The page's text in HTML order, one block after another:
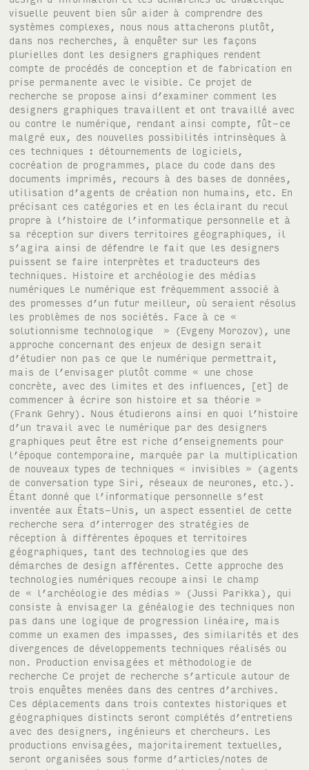
visuelle peuvent bien sûr aider à comprendre des
systèmes complexes, nous nous attacherons plutôt,
dans nos recherches, à enquêter sur les façons
plurielles dont les designers graphiques rendent
compte de procédés de conception et de fabrication en
prise permanente avec le visible. Ce projet de
recherche se propose ainsi d’examiner comment les
designers graphiques travaillent et ont travaillé avec
ou contre le numérique, rendant ainsi compte, fût-ce
malgré eux, des nouvelles possibilités intrinsèques à
ces techniques : détournements de logiciels,
cocréation de programmes, place du code dans des
documents imprimés, recours à des bases de données,
utilisation d’agents de création non humains, etc. En
précisant ces catégories et en les éclairant du recul
propre à l’histoire de l’informatique personnelle et à
sa réception sur divers territoires géographiques, il
s’agira ainsi de défendre le fait que les designers
puissent se faire interprètes et traducteurs des
techniques. Histoire et archéologie des médias
numériques Le numérique est fréquemment associé à
des promesses d’un futur meilleur, où seraient résolus
les problèmes de nos sociétés. Face à ce «
solutionnisme technologique » (Evgeny Morozov), une
approche concernant des enjeux de design serait
d’étudier non pas ce que le numérique permettrait,
mais de l’envisager plutôt comme « une chose
concrète, avec des limites et des influences, [et] de
commencer à écrire son histoire et sa théorie »
(Frank Gehry). Nous étudierons ainsi en quoi l’histoire
d’un travail avec le numérique par des designers
graphiques peut être est riche d’enseignements pour
l’époque contemporaine, marquée par la multiplication
de nouveaux types de techniques « invisibles » (agents
de conversation type Siri, réseaux de neurones, etc.).
Étant donné que l’informatique personnelle s’est
inventée aux États-Unis, un aspect essentiel de cette
recherche sera d’interroger des stratégies de
réception à différentes époques et territoires
géographiques, tant des technologies que des
démarches de design afférentes. Cette approche des
technologies numériques recoupe ainsi le champ
de « l’archéologie des médias » (Jussi Parikka), qui
consiste à envisager la généalogie des techniques non
pas dans une logique de progression linéaire, mais
comme un examen des impasses, des similarités et des
divergences de développements techniques réalisés ou
non. Production envisagées et méthodologie de
recherche Ce projet de recherche s’articule autour de
trois enquêtes menées dans des centres d’archives.
Ces déplacements dans trois contextes historiques et
géographiques distincts seront complétés d’entretiens
avec des designers, ingénieurs et chercheurs. Les
productions envisagées, majoritairement textuelles,
seront organisées sous forme d’articles/notes de